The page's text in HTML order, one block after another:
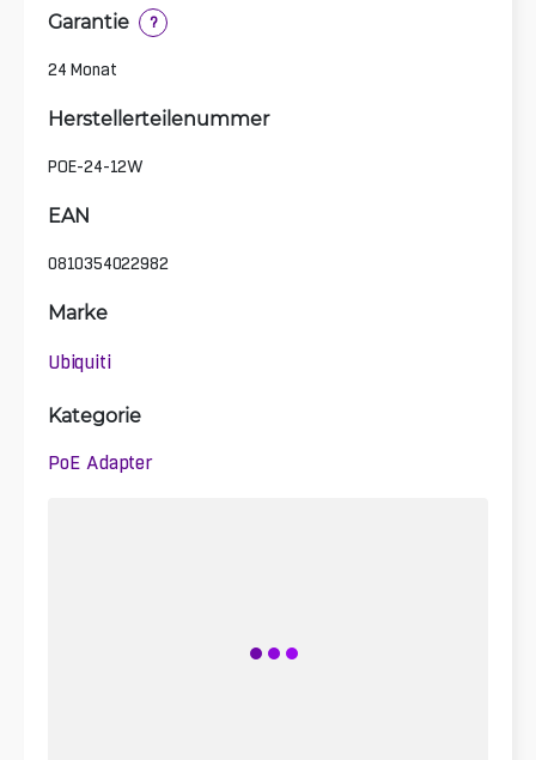
Garantie ?
24 Monat
Herstellerteilenummer
POE-24-12W
EAN
0810354022982
Marke
Ubiquiti
Kategorie
PoE Adapter